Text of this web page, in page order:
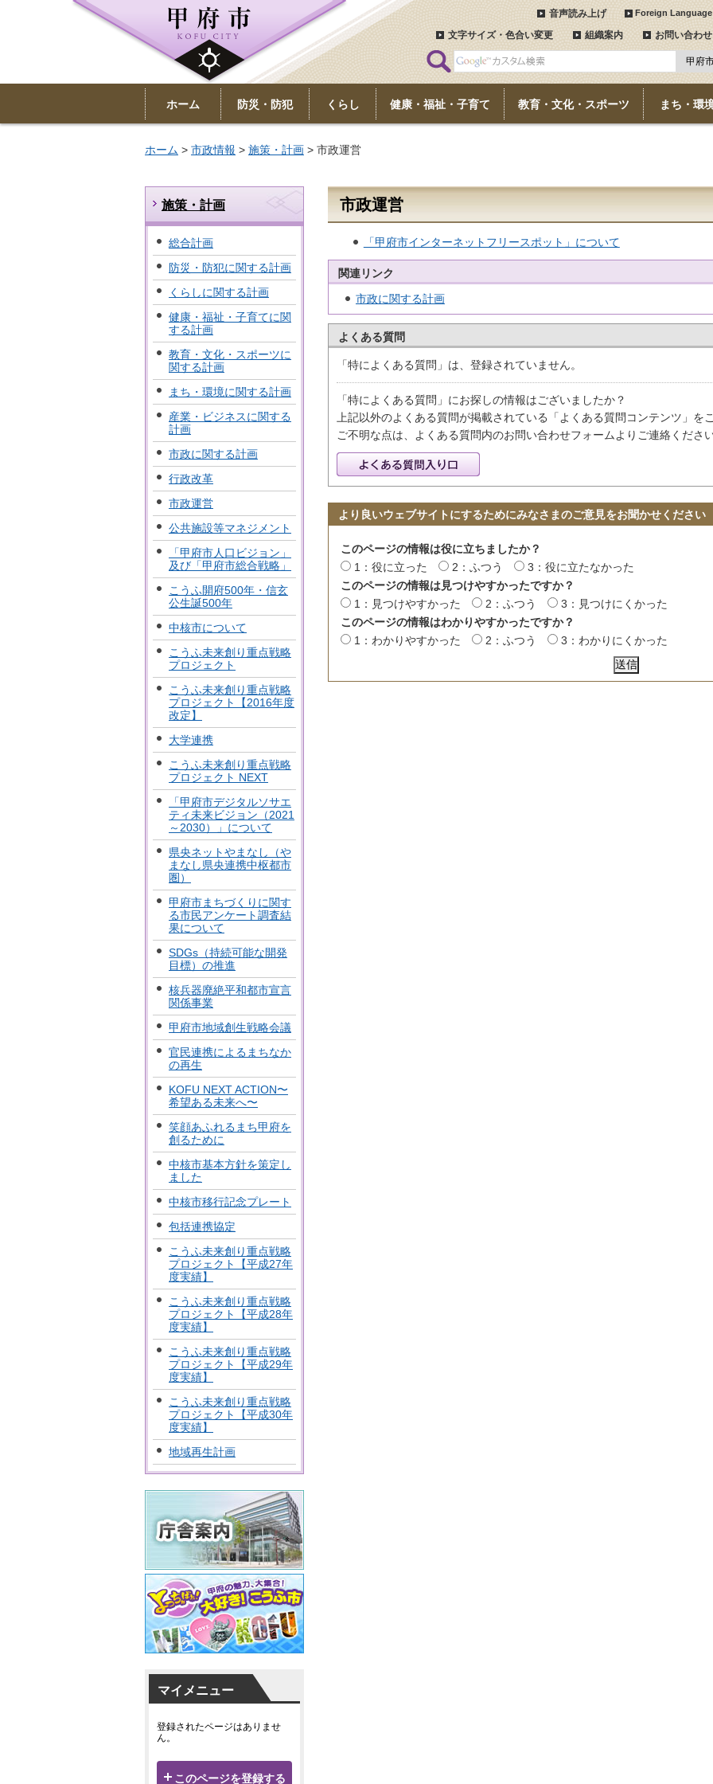
音声読み上げ Foreign Language
文字サイズ・色合い変更 組織案内 お問い合わせ
ホーム 防災・防犯 くらし 健康・福祉・子育て 教育・文化・スポーツ まち・環
ホーム > 市政情報 > 施策・計画 > 市政運営
施策・計画
総合計画
防災・防犯に関する計画
くらしに関する計画
健康・福祉・子育てに関
する計画
教育・文化・スポーツに
関する計画
まち・環境に関する計画
産業・ビジネスに関する
計画
市政に関する計画
行政改革
市政運営
公共施設等マネジメント
「甲府市人口ビジョン」
及び「甲府市総合戦略」
こうふ開府500年・信玄
公生誕500年
中核市について
こうふ未来創り重点戦略
プロジェクト
こうふ未来創り重点戦略
プロジェクト【2016年度
改定】
大学連携
こうふ未来創り重点戦略
プロジェクト NEXT
「甲府市デジタルソサエ
ティ未来ビジョン（2021
～2030）」について
県央ネットやまなし（や
まなし県央連携中枢都市
圏）
甲府市まちづくりに関す
る市民アンケート調査結
果について
SDGs（持続可能な開発
目標）の推進
核兵器廃絶平和都市宣言
関係事業
甲府市地域創生戦略会議
官民連携によるまちなか
の再生
KOFU NEXT ACTION〜
希望ある未来へ〜
笑顔あふれるまち甲府を
創るために
中核市基本方針を策定し
ました
中核市移行記念プレート
包括連携協定
こうふ未来創り重点戦略
プロジェクト【平成27年
度実績】
こうふ未来創り重点戦略
プロジェクト【平成28年
度実績】
こうふ未来創り重点戦略
プロジェクト【平成29年
度実績】
こうふ未来創り重点戦略
プロジェクト【平成30年
度実績】
地域再生計画
マイメニュー
登録されたページはありませ
ん。
このページを登録する
市政運営
「甲府市インターネットフリースポット」について
関連リンク
市政に関する計画
よくある質問
「特によくある質問」は、登録されていません。
「特によくある質問」にお探しの情報はございましたか？
上記以外のよくある質問が掲載されている「よくある質問コンテンツ」を
ご不明な点は、よくある質問内のお問い合わせフォームよりご連絡ください
より良いウェブサイトにするためにみなさまのご意見をお聞かせください
このページの情報は役に立ちましたか？
1：役に立った
2：ふつう
3：役に立たなかった
このページの情報は見つけやすかったですか？
1：見つけやすかった
2：ふつう
3：見つけにくかった
このページの情報はわかりやすかったですか？
1：わかりやすかった
2：ふつう 3：わかりにくかった